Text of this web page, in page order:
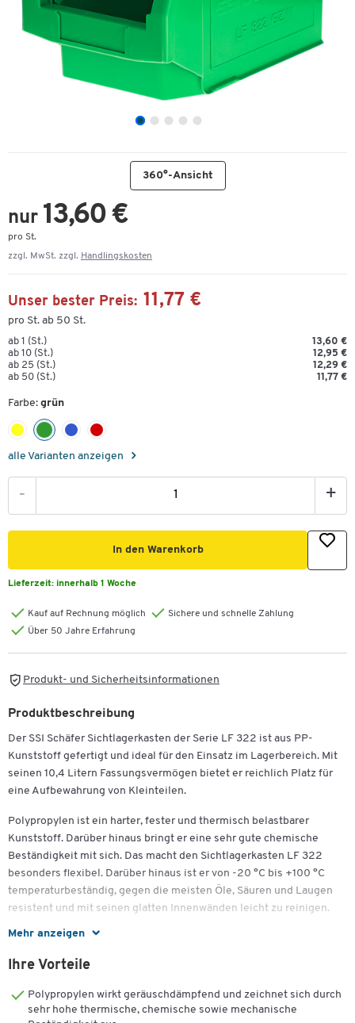
360°-Ansicht
nur 13,60 €
pro St.
zzgl. MwSt. zzgl. Handlingskosten
Unser bester Preis: 11,77 €
pro St. ab 50 St.
ab 1 (St.)
13,60 €
ab 10 (St.)
12,95 €
ab 25 (St.)
12,29 €
ab 50 (St.)
11,77 €
Farbe: grün
alle Varianten anzeigen
- +
In den Warenkorb
Lieferzeit: innerhalb 1 Woche
Kauf auf Rechnung möglich
Sichere und schnelle Zahlung
Über 50 Jahre Erfahrung
Produkt- und Sicherheitsinformationen
Mehr anzeigen
Produktbeschreibung
Der SSI Schäfer Sichtlagerkasten der Serie LF 322 ist aus PP-
Kunststoff gefertigt und ideal für den Einsatz im Lagerbereich. Mit
seinen 10,4 Litern Fassungsvermögen bietet er reichlich Platz für
eine Aufbewahrung von Kleinteilen.
Polypropylen ist ein harter, fester und thermisch belastbarer
Kunststoff. Darüber hinaus bringt er eine sehr gute chemische
Beständigkeit mit sich. Das macht den Sichtlagerkasten LF 322
besonders flexibel. Darüber hinaus ist er von -20 °C bis +100 °C
temperaturbeständig, gegen die meisten Öle, Säuren und Laugen
resistent und mit seinen glatten Innenwänden leicht zu reinigen.
Der formstabile und robuste Sichtlagerkasten verfügt über eine
Griffmulde in der Rückseite und ist ausgestattet mit Nuten für
besonders übersichtliche Aufbewahrung von Kleinteilen. Er hat
seinen Einsatzzweck vor allem bei der Kommissionierung und ist
Ihre Vorteile
Polypropylen wirkt geräuschdämpfend und zeichnet sich durch
sehr hohe thermische, chemische sowie mechanische